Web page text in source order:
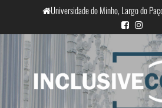
Universidade do Minho, Largo do